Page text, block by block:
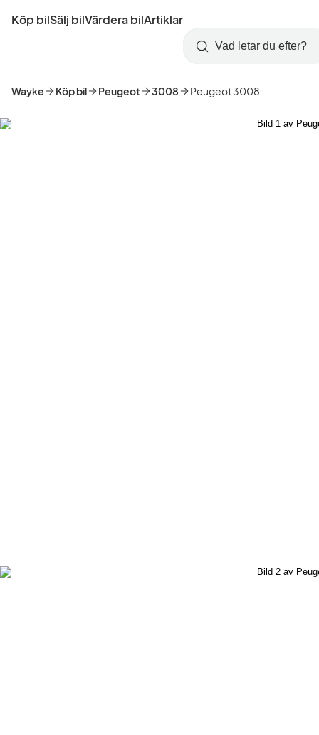
till
Startsida
Köp bilSälj bilVärdera bilArtiklar
Skapa
konto
Logga
in
Sök
Wayke Köp bil Peugeot 3008 Peugeot 3008